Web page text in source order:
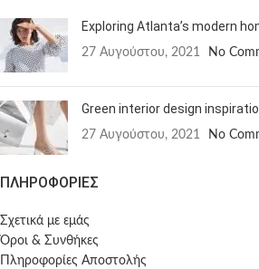
Exploring Atlanta’s modern
27 Αυγούστου, 2021 No
Green interior design
27 Αυγούστου, 2021 No
ΠΛΗΡΟΦΟΡΙΕΣ
Σχετικά με εμάς
Όροι & Συνθήκες
Πληροφορίες Αποστολής